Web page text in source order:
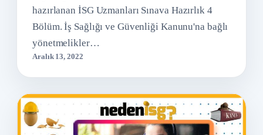
hazırlanan İSG Uzmanları Sınava Hazırlık 4
Bölüm. İş Sağlığı ve Güvenliği Kanunu'na bağlı
yönetmelikler…
Aralık 13, 2022